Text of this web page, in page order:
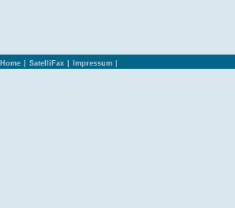
Home SatelliFax Impressum